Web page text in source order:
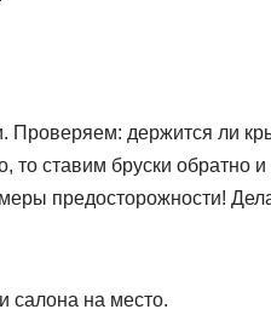
держится ли
ставим бруски обратно
предосторожности!
салона на место.